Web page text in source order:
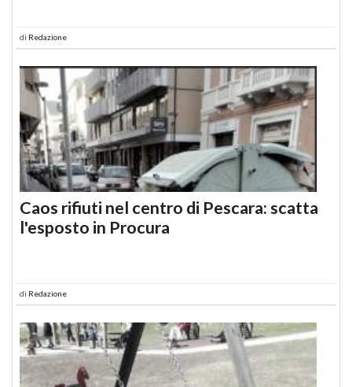
di Redazione
Caos rifiuti nel centro di Pescara: scatta
l'esposto in Procura
di Redazione